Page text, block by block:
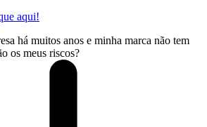
aqui!
há muitos anos e minha marca não tem
os meus riscos?